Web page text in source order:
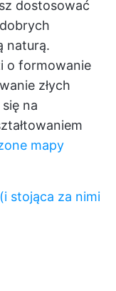
dostosować
naturą.
o formowanie
złych
na
mapy
stojąca za nimi